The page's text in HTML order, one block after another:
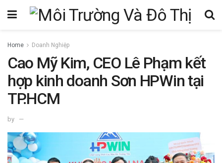
Home Doanh Nghiệp
Cao Mỹ Kim, CEO Lê Phạm kết
hợp kinh doanh Sơn HPWin tại
TP.HCM
by